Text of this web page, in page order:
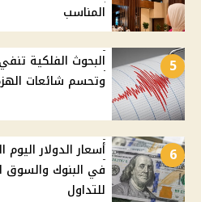
المناسب
5
البحوث الفلكية
وتحسم شائعات
6
في البنوك والسوق
للتداول